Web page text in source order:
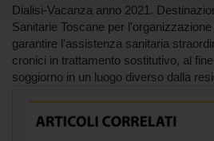
Dialisi-Vacanza anno 2021.
Sanitarie Toscane per
garantire l'assistenza sanitaria
cronici in trattamento sostitutivo, al
soggiorno in un luogo diverso dalla